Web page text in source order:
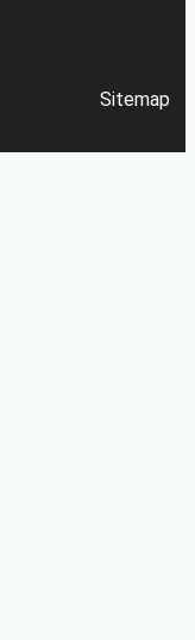
Sitemap